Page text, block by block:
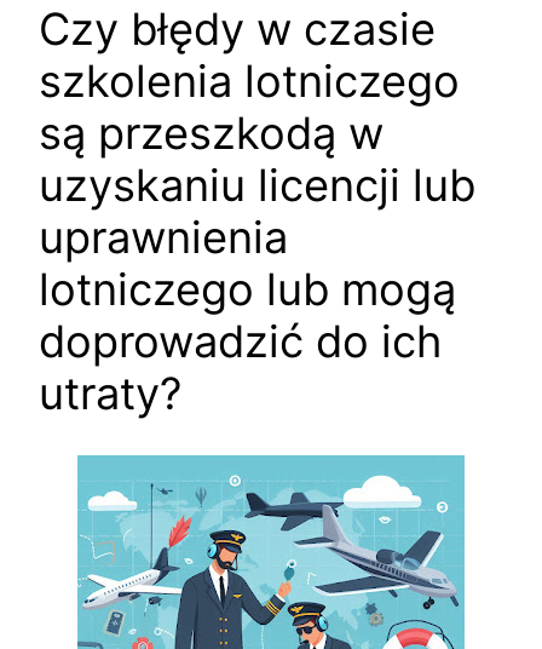
Czy błędy w czasie
szkolenia lotniczego
są przeszkodą w
uzyskaniu licencji lub
uprawnienia
lotniczego lub mogą
doprowadzić do ich
utraty?